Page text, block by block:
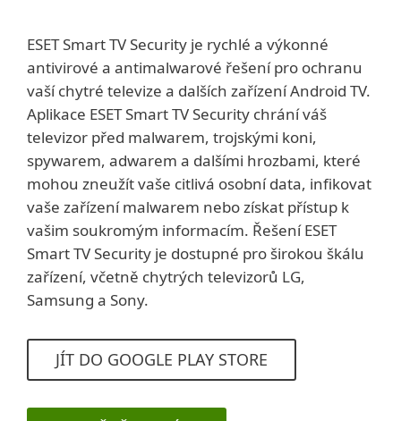
ESET Smart TV Security je rychlé a výkonné
antivirové a antimalwarové řešení pro ochranu
vaší chytré televize a dalších zařízení Android TV.
Aplikace ESET Smart TV Security chrání váš
televizor před malwarem, trojskými koni,
spywarem, adwarem a dalšími hrozbami, které
mohou zneužít vaše citlivá osobní data, infikovat
vaše zařízení malwarem nebo získat přístup k
vašim soukromým informacím. Řešení ESET
Smart TV Security je dostupné pro širokou škálu
zařízení, včetně chytrých televizorů LG,
Samsung a Sony.
JÍT DO GOOGLE PLAY STORE